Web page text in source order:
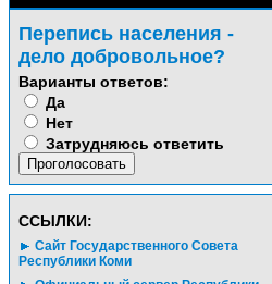
Перепись населения -
дело добровольное?
Варианты ответов:
Да
Нет
Затрудняюсь ответить
CСЫЛКИ:
Сайт Государственного Совета
Республики Коми